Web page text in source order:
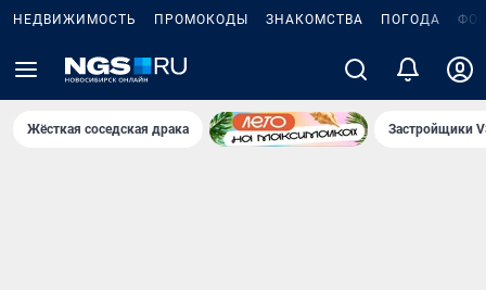
НЕДВИЖИМОСТЬ ПРОМОКОДЫ ЗНАКОМСТВА ПОГОДА
Жёсткая соседская драка Застройщики